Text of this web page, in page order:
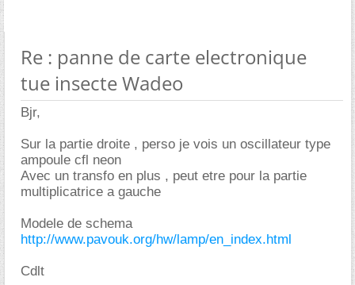
Re : panne de carte electronique
tue insecte Wadeo
Bjr,
Sur la partie droite , perso je vois un oscillateur type
ampoule cfl neon
Avec un transfo en plus , peut etre pour la partie
multiplicatrice a gauche
Modele de schema
http://www.pavouk.org/hw/lamp/en_index.html
Cdlt